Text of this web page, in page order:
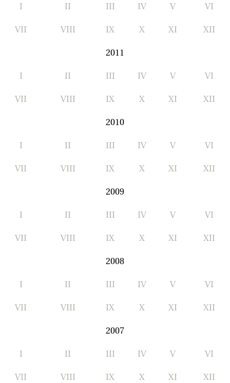
I II III IV V VI
VII VIII IX X XI XII
2011
I II III IV V VI
VII VIII IX X XI XII
2010
I II III IV V VI
VII VIII IX X XI XII
2009
I II III IV V VI
VII VIII IX X XI XII
2008
I II III IV V VI
VII VIII IX X XI XII
2007
I II III IV V VI
VII VIII IX X XI XII